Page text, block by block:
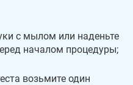
с мылом или наденьте
началом процедуры;
возьмите один